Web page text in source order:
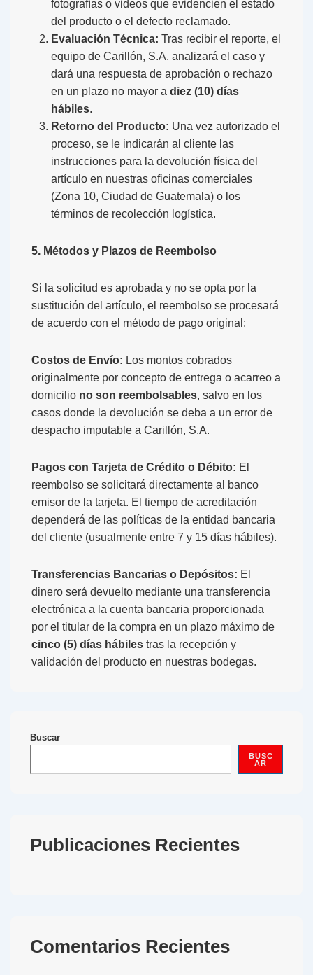
fotografías o videos que evidencien el estado
del producto o el defecto reclamado.
Evaluación Técnica: Tras recibir el reporte, el
equipo de Carillón, S.A. analizará el caso y
dará una respuesta de aprobación o rechazo
en un plazo no mayor a diez (10) días
hábiles.
Retorno del Producto: Una vez autorizado el
proceso, se le indicarán al cliente las
instrucciones para la devolución física del
artículo en nuestras oficinas comerciales
(Zona 10, Ciudad de Guatemala) o los
términos de recolección logística.
5. Métodos y Plazos de Reembolso
Si la solicitud es aprobada y no se opta por la
sustitución del artículo, el reembolso se procesará
de acuerdo con el método de pago original:
Costos de Envío: Los montos cobrados
originalmente por concepto de entrega o acarreo a
domicilio no son reembolsables, salvo en los
casos donde la devolución se deba a un error de
despacho imputable a Carillón, S.A.
Pagos con Tarjeta de Crédito o Débito: El
reembolso se solicitará directamente al banco
emisor de la tarjeta. El tiempo de acreditación
dependerá de las políticas de la entidad bancaria
del cliente (usualmente entre 7 y 15 días hábiles).
Transferencias Bancarias o Depósitos: El
dinero será devuelto mediante una transferencia
electrónica a la cuenta bancaria proporcionada
por el titular de la compra en un plazo máximo de
cinco (5) días hábiles tras la recepción y
validación del producto en nuestras bodegas.
Buscar
BUSC
AR
Publicaciones Recientes
Comentarios Recientes